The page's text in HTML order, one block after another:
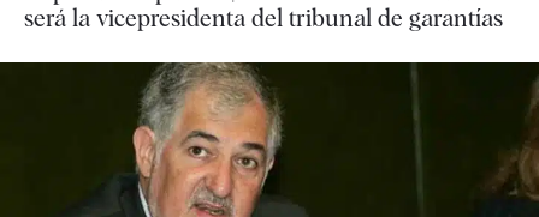
será la vicepresidenta del tribunal de garantías